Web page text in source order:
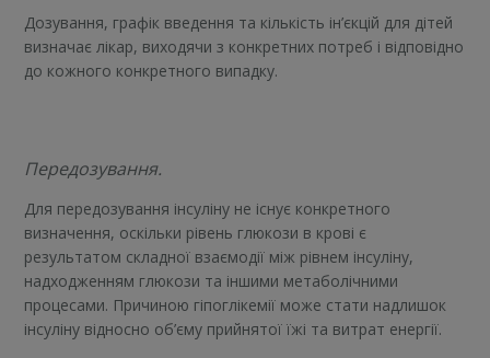
Дозування, графік введення та кількість ін’єкцій для дітей
визначає лікар, виходячи з конкретних потреб і відповідно
до кожного конкретного випадку.
Передозування.
Для передозування інсуліну не існує конкретного
визначення, оскільки рівень глюкози в крові є
результатом складної взаємодії між рівнем інсуліну,
надходженням глюкози та іншими метаболічними
процесами. Причиною гіпоглікемії може стати надлишок
інсуліну відносно об’єму прийнятої їжі та витрат енергії.